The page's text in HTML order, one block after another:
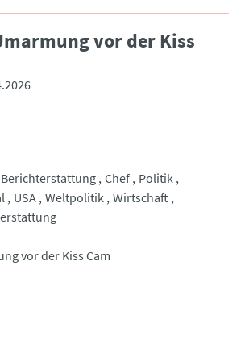
vor der Kiss
Berichterstattung Chef Politik
USA Weltpolitik Wirtschaft
vor der Kiss Cam